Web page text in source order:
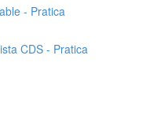
- Pratica
CDS - Pratica